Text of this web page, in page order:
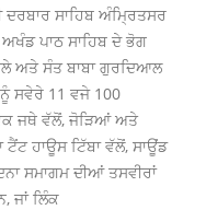
ਸਾਹਿਬ ਅੰਮ੍ਰਿਤਸਰ
ਪਾਠ ਸਾਹਿਬ ਦੇ ਭੋਗ
ਅਤੇ ਸੰਤ ਬਾਬਾ ਗੁਰਦਿਆਲ
ਸਵੇਰੇ 11 ਵਜੇ 100
ਜਥੇ ਵੱਲੋਂ, ਜੋੜਿਆਂ ਅਤੇ
ਹਾਊਸ ਟਿੱਬਾ ਵੱਲੋਂ, ਸਾਊਂਡ
ਸਮਾਗਮ ਦੀਆਂ ਤਸਵੀਰਾਂ
ਜਾਂ ਲਿੰਕ